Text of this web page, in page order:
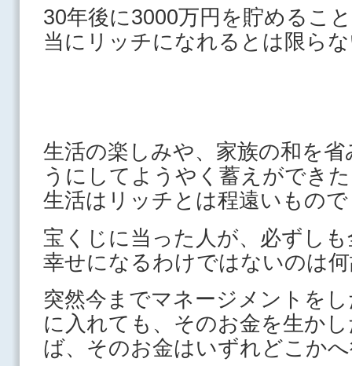
30年後に3000万円を貯めるこ
当にリッチになれるとは限ら
生活の楽しみや、家族の和を
うにしてようやく蓄えができ
生活はリッチとは程遠いもの
宝くじに当った人が、必ずし
幸せになるわけではないのは
突然今までマネージメントを
に入れても、そのお金を生か
ば、そのお金はいずれどこか